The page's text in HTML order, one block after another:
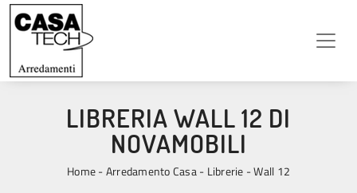
LIBRERIA WALL 12 DI
NOVAMOBILI
Home-Arredamento Casa- Librerie -Wall 12